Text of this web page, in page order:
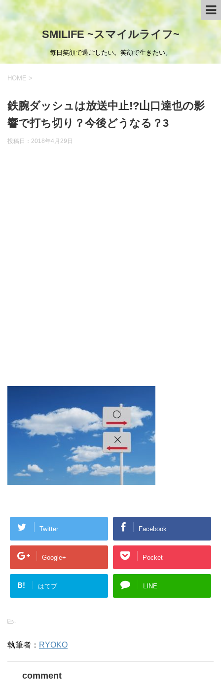
SMILIFE ~スマイルライフ~
毎日笑顔で過ごしたい。笑顔で生きたい。
HOME >
鉄腕ダッシュは放送中止!?山口達也の影
響で打ち切り？今後どうなる？3
投稿日： 2018年4月29日
Twitter Facebook
Google+ Pocket
B! はてブ LINE
-
執筆者： RYOKO
comment